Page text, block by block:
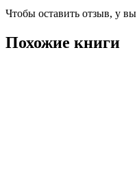
Чтобы оставить отзыв, у
Похожие книги